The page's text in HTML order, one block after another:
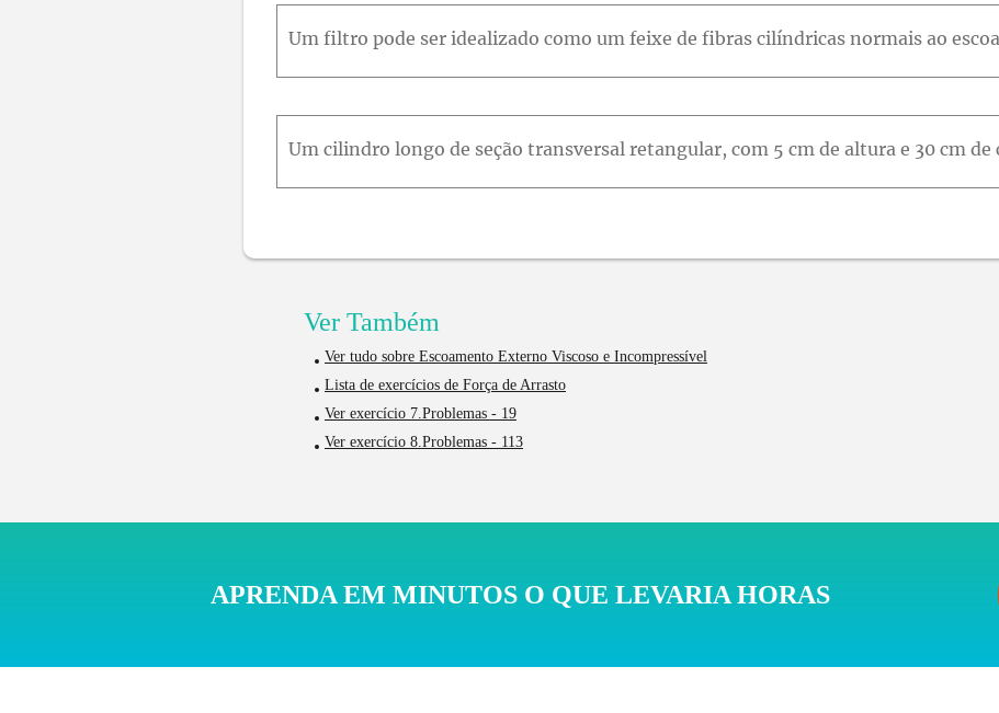
Ver Também
Ver tudo sobre Escoamento Externo Viscoso e Incompressível
Lista de exercícios de Força de Arrasto
Ver exercício 7.Problemas - 19
Ver exercício 8.Problemas - 113
APRENDA EM MINUTOS O QUE LEVARIA HORAS